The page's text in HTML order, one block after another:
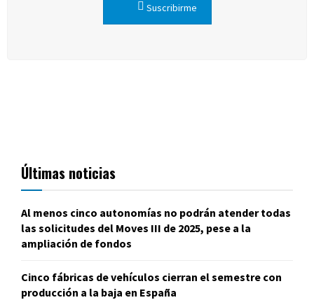
Suscribirme
Últimas noticias
Al menos cinco autonomías no podrán atender todas
las solicitudes del Moves III de 2025, pese a la
ampliación de fondos
Cinco fábricas de vehículos cierran el semestre con
producción a la baja en España